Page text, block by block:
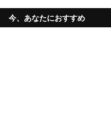
今、あなたにおすすめ